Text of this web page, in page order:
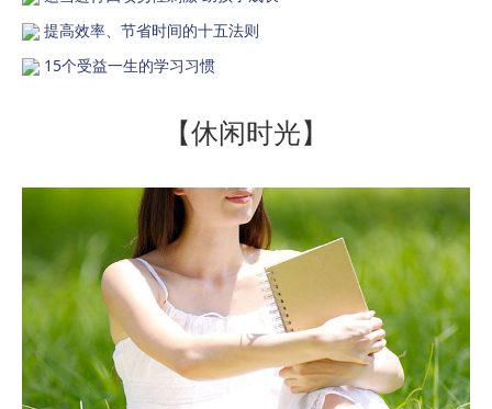
提高效率、节省时间的十五法则
15个受益一生的学习习惯
【休闲时光】